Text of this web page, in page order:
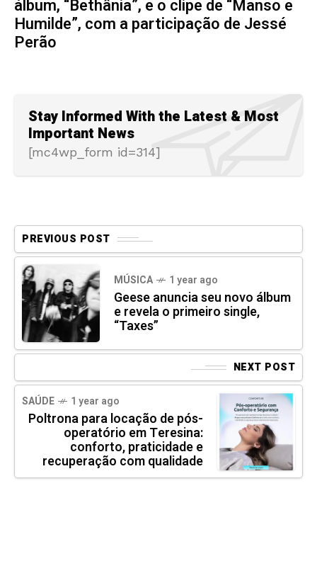
álbum, “Bethânia”, e o clipe de “Manso e
Humilde”, com a participação de Jessé
Perão
Stay Informed With the Latest & Most
Important News
[mc4wp_form id=314]
PREVIOUS POST
MÚSICA 1 year ago
Geese anuncia seu novo álbum
e revela o primeiro single,
“Taxes”
NEXT POST
SAÚDE 1 year ago
Poltrona para locação de pós-
operatório em Teresina:
conforto, praticidade e
recuperação com qualidade